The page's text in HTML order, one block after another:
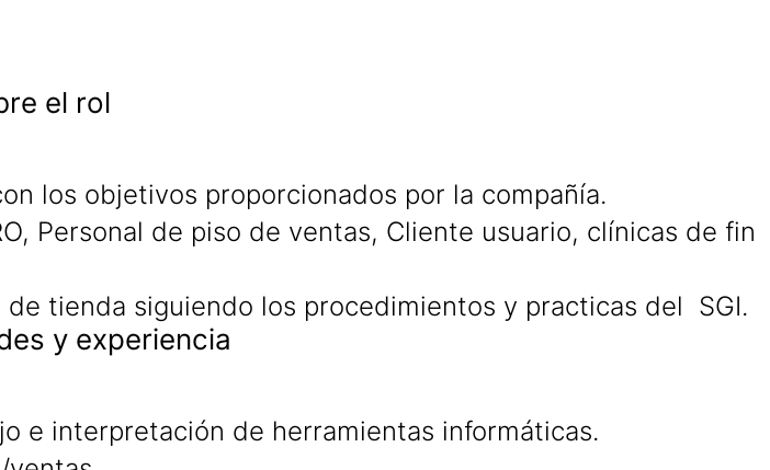
el rol
los objetivos proporcionados por la compañía.
Personal de piso de ventas, Cliente usuario, clínicas de fin
tienda siguiendo los procedimientos y practicas del SGI.
y experiencia
e interpretación de herramientas informáticas.